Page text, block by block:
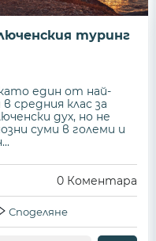
туринг
един от най-
клас за
дух, но не
суми в големи и
0 Коментара
Споделяне